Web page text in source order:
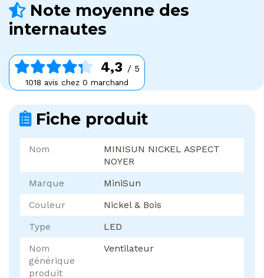
Note moyenne des
internautes
4,3 / 5
1018 avis chez 0 marchand
Fiche produit
Nom
MINISUN NICKEL ASPECT
NOYER
Marque
MiniSun
Couleur
Nickel & Bois
Type
LED
Nom
générique
produit
Ventilateur